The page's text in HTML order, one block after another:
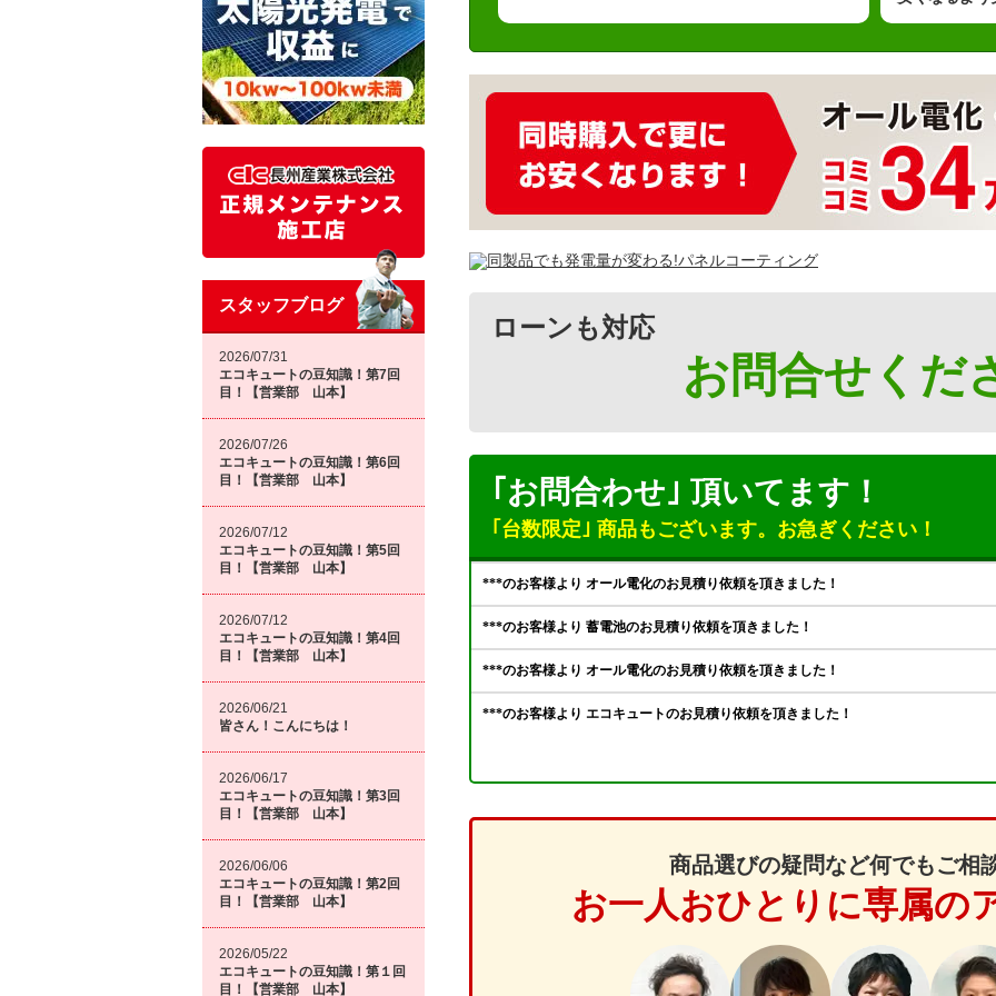
スタッフブログ
2026/07/31
エコキュートの豆知識！第7回
目！【営業部 山本】
2026/07/26
エコキュートの豆知識！第6回
目！【営業部 山本】
2026/07/12
エコキュートの豆知識！第5回
目！【営業部 山本】
2026/07/12
エコキュートの豆知識！第4回
目！【営業部 山本】
2026/06/21
皆さん！こんにちは！
2026/06/17
エコキュートの豆知識！第3回
目！【営業部 山本】
2026/06/06
エコキュートの豆知識！第2回
目！【営業部 山本】
2026/05/22
エコキュートの豆知識！第１回
目！【営業部 山本】
ローンも対応
お問合せくだ
｢お問合わせ｣ 頂いてます！
｢台数限定｣ 商品もございます。 お急ぎください！
商品選びの疑問など何でもご相
お一人おひとりに専属の